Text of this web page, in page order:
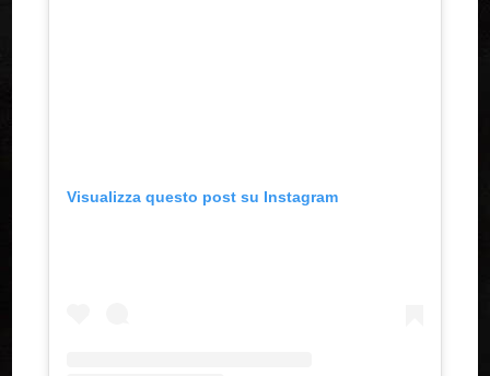
Visualizza questo post su Instagram